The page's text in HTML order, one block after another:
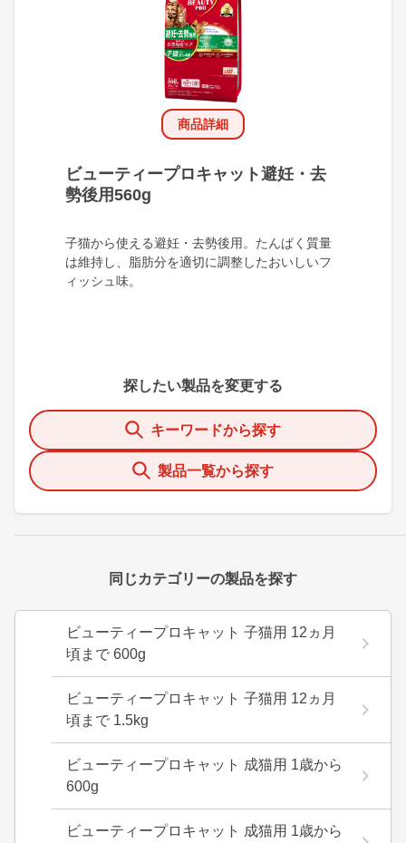
商品詳細
ビューティープロキャット避妊・去
勢後用560g
子猫から使える避妊・去勢後用。たんぱく質量
は維持し、脂肪分を適切に調整したおいしいフ
ィッシュ味。
探したい製品を変更する
キーワードから探す
製品一覧から探す
同じカテゴリーの製品を探す
ビューティープロキャット 子猫用 12ヵ月
頃まで 600g
ビューティープロキャット 子猫用 12ヵ月
頃まで 1.5kg
ビューティープロキャット 成猫用 1歳から
600g
ビューティープロキャット 成猫用 1歳から